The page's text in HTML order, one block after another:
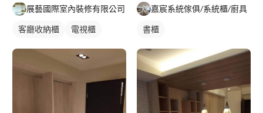
展藝國際室內裝修有限公司
客廳收納櫃 電視櫃
嘉宸系統傢俱/系統櫃/廚具
書櫃